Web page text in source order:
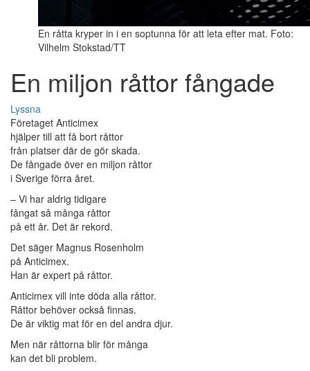
En råtta kryper in i en soptunna för att leta efter mat. Foto:
Vilhelm Stokstad/TT
En miljon råttor fångade
Lyssna
Företaget Anticimex
hjälper till att få bort råttor
från platser där de gör skada.
De fångade över en miljon råttor
i Sverige förra året.
– Vi har aldrig tidigare
fångat så många råttor
på ett år. Det är rekord.
Det säger Magnus Rosenholm
på Anticimex.
Han är expert på råttor.
Anticimex vill inte döda alla råttor.
Råttor behöver också finnas.
De är viktig mat för en del andra djur.
Men när råttorna blir för många
kan det bli problem.